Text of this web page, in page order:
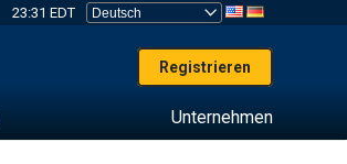
23:31 EDT
Registrieren
Unternehmen